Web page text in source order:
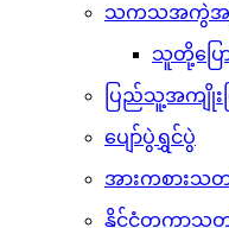
သကသအကွဲအ
သူတို့ပြေ
ပြည်သူ့အကျိုး
ပျော်ပွဲရွှင်ပွဲ
အားကစားသတ
နိုင်ငံတကာသတ